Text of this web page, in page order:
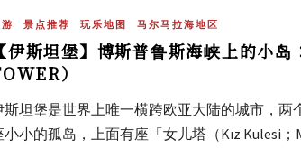
景点推荐 玩乐地图 马尔马拉海地区
伊斯坦堡】博斯普鲁斯海峡上的小
）
斯坦堡是世界上唯一横跨欧亚大陆的城市，
小小的孤岛，上面有座「女儿塔（Kız Kulesi